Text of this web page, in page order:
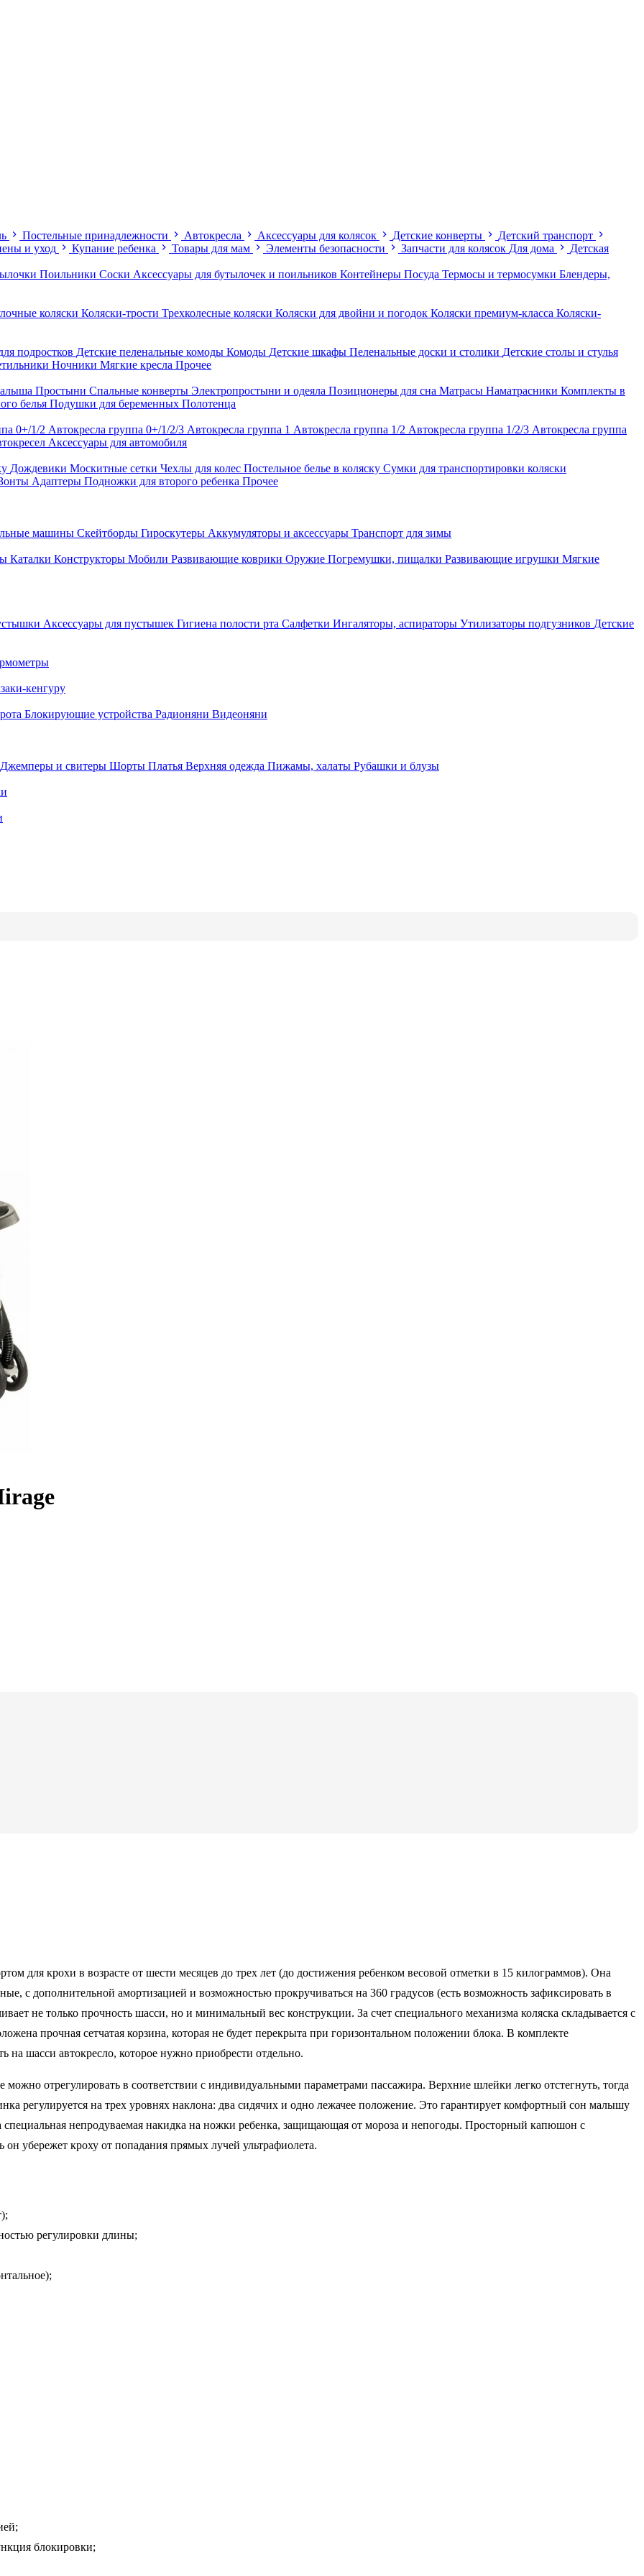
Постельные принадлежности Автокресла Аксессуары для колясок Детские конверты
Детский транспорт
и уход
Купание ребенка Товары для мам Элементы безопасности Запчасти для колясок Для дома Детская
Поильники Соски Аксессуары для бутылочек и поильников Контейнеры Посуда Термосы и термосумки Блендеры,
коляски Коляски-трости Трехколесные коляски Коляски для двойни и погодок Коляски премиум-класса Коляски-
подростков Детские пеленальные комоды Комоды Детские шкафы Пеленальные доски и столики Детские столы и стулья
Ночники Мягкие кресла Прочее
Простыни Спальные конверты Электропростыни и одеяла Позиционеры для сна Матрасы Наматрасники Комплекты в
белья Подушки для беременных Полотенца
0+/1/2 Автокресла группа 0+/1/2/3 Автокресла группа 1 Автокресла группа 1/2 Автокресла группа 1/2/3 Автокресла группа
Аксессуары для автомобиля
Дождевики Москитные сетки Чехлы для колес Постельное белье в коляску Сумки для транспортировки коляски
Адаптеры Подножки для второго ребенка Прочее
машины Скейтборды Гироскутеры Аккумуляторы и аксессуары Транспорт для зимы
Каталки Конструкторы Мобили Развивающие коврики Оружие Погремушки, пищалки Развивающие игрушки Мягкие
Аксессуары для пустышек Гигиена полости рта Салфетки Ингаляторы, аспираторы Утилизаторы подгузников Детские
кенгуру
Блокирующие устройства Радионяни Видеоняни
Джемперы и свитеры Шорты Платья Верхняя одежда Пижамы, халаты Рубашки и блузы
для крохи в возрасте от шести месяцев до трех лет (до достижения ребенком весовой отметки в 15 килограммов). Она
с дополнительной амортизацией и возможностью прокручиваться на 360 градусов (есть возможность зафиксировать в
не только прочность шасси, но и минимальный вес конструкции. За счет специального механизма коляска складывается с
прочная сетчатая корзина, которая не будет перекрыта при горизонтальном положении блока. В комплекте
шасси автокресло, которое нужно приобрести отдельно.
можно отрегулировать в соответствии с индивидуальными параметрами пассажира. Верхние шлейки легко отстегнуть, тогда
регулируется на трех уровнях наклона: два сидячих и одно лежачее положение. Это гарантирует комфортный сон малышу
непродуваемая накидка на ножки ребенка, защищающая от мороза и непогоды. Просторный капюшон с
убережет кроху от попадания прямых лучей ультрафиолета.
регулировки длины;
блокировки;